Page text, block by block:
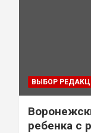
ВЫБОР
ребенка с